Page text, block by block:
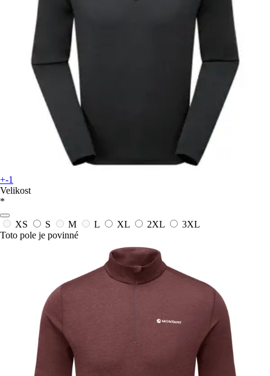
+-1
Velikost
*
XS S M L XL 2XL
3XL
Toto pole je povinné